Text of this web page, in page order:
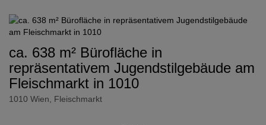
ca. 638 m² Bürofläche in
repräsentativem Jugendstilgebäude am
Fleischmarkt in 1010
1010 Wien , Fleischmarkt